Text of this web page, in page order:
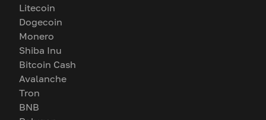
Litecoin
Dogecoin
Monero
Shiba Inu
Bitcoin Cash
Avalanche
Tron
BNB